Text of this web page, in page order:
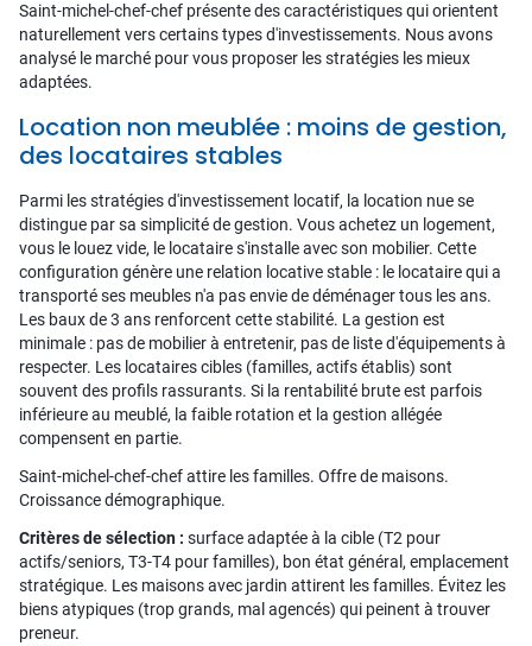
Saint-michel-chef-chef présente des caractéristiques qui orientent
naturellement vers certains types d'investissements. Nous avons
analysé le marché pour vous proposer les stratégies les mieux
adaptées.
Location non meublée : moins de gestion,
des locataires stables
Parmi les stratégies d'investissement locatif, la location nue se
distingue par sa simplicité de gestion. Vous achetez un logement,
vous le louez vide, le locataire s'installe avec son mobilier. Cette
configuration génère une relation locative stable : le locataire qui a
transporté ses meubles n'a pas envie de déménager tous les ans.
Les baux de 3 ans renforcent cette stabilité. La gestion est
minimale : pas de mobilier à entretenir, pas de liste d'équipements à
respecter. Les locataires cibles (familles, actifs établis) sont
souvent des profils rassurants. Si la rentabilité brute est parfois
inférieure au meublé, la faible rotation et la gestion allégée
compensent en partie.
Saint-michel-chef-chef attire les familles. Offre de maisons.
Croissance démographique.
Critères de sélection : surface adaptée à la cible (T2 pour
actifs/seniors, T3-T4 pour familles), bon état général, emplacement
stratégique. Les maisons avec jardin attirent les familles. Évitez les
biens atypiques (trop grands, mal agencés) qui peinent à trouver
preneur.